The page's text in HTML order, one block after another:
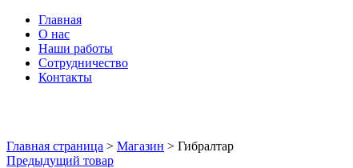
Главная
О нас
Наши работы
Сотрудничество
Контакты
Главная страница > Магазин > Гибралтар
Предыдущий товар